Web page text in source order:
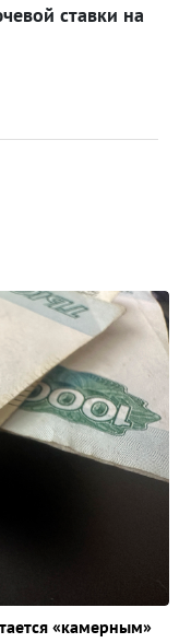
ставки на
«камерным»